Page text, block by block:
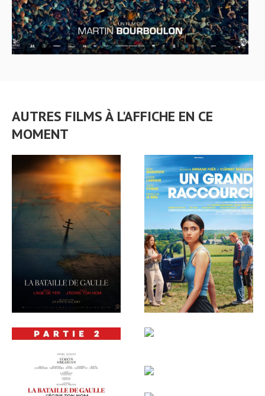
AUTRES FILMS À L'AFFICHE EN CE
MOMENT